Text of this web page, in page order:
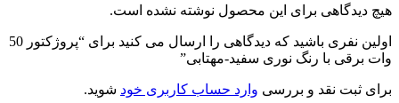
هیچ دیدگاهی برای این محصول نوشته نشده است.
اولین نفری باشید که دیدگاهی را ارسال می کنید برای “پروژکتور 50
وات برقی با رنگ نوری سفید-مهتابی”
برای ثبت نقد و بررسی وارد حساب کاربری خود شوید.